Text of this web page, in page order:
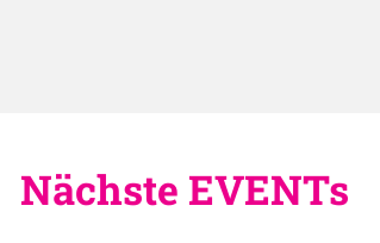
Nächste EVENTs